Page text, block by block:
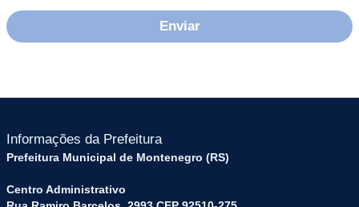
Informações da Prefeitura
Prefeitura Municipal de Montenegro (RS)
Centro Administrativo